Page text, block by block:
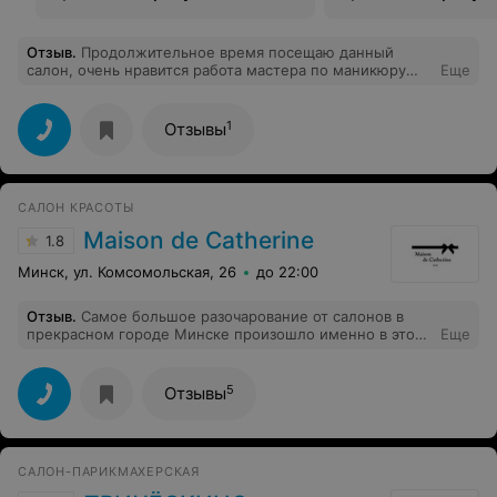
Отзыв. Продолжительное время посещаю данный
салон, очень нравится работа мастера по маникюру
Материалы, которыми выполнена работа,
выдерживают 3 недели. P.S. Здоровья, удачи и
процветания.
Еще
Отзывы1
САЛОН КРАСОТЫ
1.8 Maison de Catherine
Минск, ул. Комсомольская, 26 до 22:00
Отзыв. Самое большое разочарование от салонов в
прекрасном городе Минске произошло именно в этом
Минских блогеров и решила попробовать! И это была
моя самая большая ошибка! Кроме хорошей локации в
центре города плюсов больше нет вообще. Записалась
на тонирование волос. По итогу полное разочарование
работой мастера. Цвет мимо, у корней окрашивание
какую-то клиентоориентированность, и попытаться
Еще
Отзывы5
САЛОН-ПАРИКМАХЕРСКАЯ